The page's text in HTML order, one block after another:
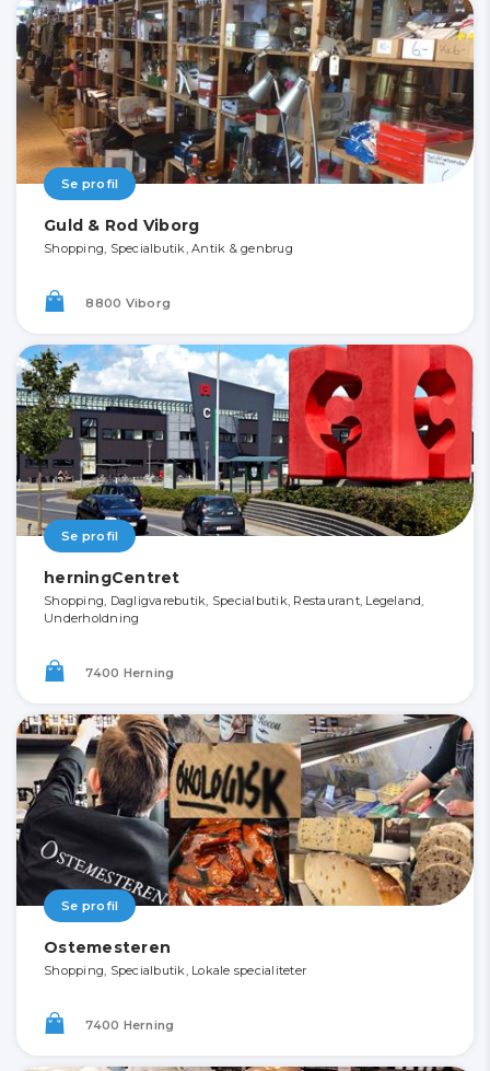
Se profil
Guld & Rod Viborg
Shopping, Specialbutik, Antik & genbrug
8800 Viborg
Se profil
herningCentret
Shopping, Dagligvarebutik, Specialbutik, Restaurant, Legeland,
Underholdning
7400 Herning
Se profil
Ostemesteren
Shopping, Specialbutik, Lokale specialiteter
7400 Herning